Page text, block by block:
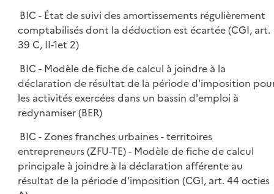
BIC - État de suivi des amortissements régulièrement
comptabilisés dont la déduction est écartée (CGI, art.
39 C, II-1et 2)
BIC - Modèle de fiche de calcul à joindre à la
déclaration de résultat de la période d'imposition
les activités exercées dans un bassin d'emploi à
redynamiser (BER)
BIC - Zones franches urbaines - territoires
entrepreneurs (ZFU-TE) - Modèle de fiche de calcul
principale à joindre à la déclaration afférente au
résultat de la période d’imposition (CGI, art. 44 octies